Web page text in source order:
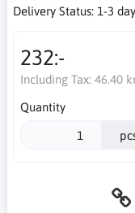
Delivery Status: 1-3
232:-
Including Tax: 46.40
Quantity